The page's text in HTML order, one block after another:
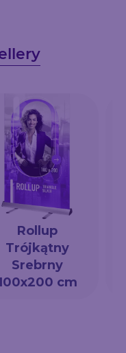
Rollup
Trójkątny
Srebrny
cm